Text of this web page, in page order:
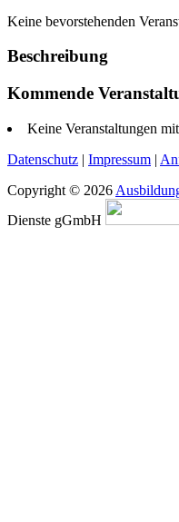
Keine bevorstehenden
Beschreibung
Kommende
Keine Veranstaltungen
Datenschutz | Impressum |
Copyright © 2026
Dienste gGmbH